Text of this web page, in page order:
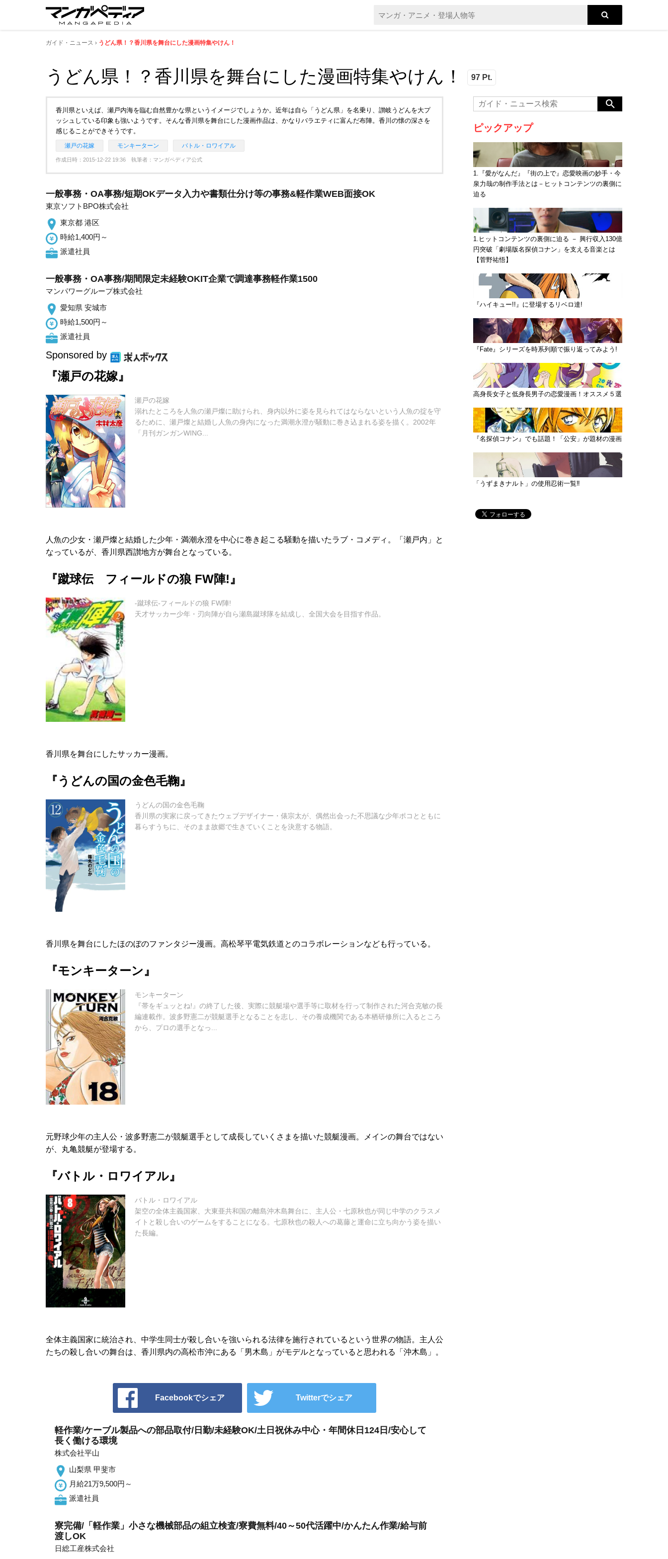
ガイド・ニュース うどん県！？香川県を舞台にした漫画特集やけん！
うどん県！？香川県を舞台にした漫画特集やけん！ 97 Pt.
香川県といえば、瀬戸内海を臨む自然豊かな県というイメージでしょうか。近年は自ら「うどん県」を名乗り、讃岐うどんを大プ
ッシュしている印象も強いようです。そんな香川県を舞台にした漫画作品は、かなりバラエティに富んだ布陣。香川の懐の深さを
感じることができそうです。
瀬戸の花嫁 モンキーターン バトル・ロワイアル
作成日時：2015-12-22 19:36 執筆者：マンガペディア公式
一般事務・OA事務/短期OKデータ入力や書類仕分け等の事務&軽作業WEB面接OK
東京ソフトBPO株式会社
東京都 港区
時給1,400円～
派遣社員
一般事務・OA事務/期間限定未経験OKIT企業で調達事務軽作業1500
マンパワーグループ株式会社
愛知県 安城市
時給1,500円～
派遣社員
Sponsored by
『瀬戸の花嫁』
瀬戸の花嫁
溺れたところを人魚の瀬戸燦に助けられ、身内以外に姿を見られてはならないという人魚の掟を守
るために、瀬戸燦と結婚し人魚の身内になった満潮永澄が騒動に巻き込まれる姿を描く。2002年
「月刊ガンガンWING...
人魚の少女・瀬戸燦と結婚した少年・満潮永澄を中心に巻き起こる騒動を描いたラブ・コメディ。「瀬戸内」と
なっているが、香川県西讃地方が舞台となっている。
『蹴球伝 フィールドの狼 FW陣!』
-蹴球伝-フィールドの狼 FW陣!
天才サッカー少年・刃向陣が自ら瀬島蹴球隊を結成し、全国大会を目指す作品。
香川県を舞台にしたサッカー漫画。
『うどんの国の金色毛鞠』
うどんの国の金色毛鞠
香川県の実家に戻ってきたウェブデザイナー・俵宗太が、偶然出会った不思議な少年ポコとともに
暮らすうちに、そのまま故郷で生きていくことを決意する物語。
香川県を舞台にしたほのぼのファンタジー漫画。高松琴平電気鉄道とのコラボレーションなども行っている。
『モンキーターン』
モンキーターン
『帯をギュッとね!』の終了した後、実際に競艇場や選手等に取材を行って制作された河合克敏の長
編連載作。波多野憲二が競艇選手となることを志し、その養成機関である本栖研修所に入るところ
から、プロの選手となっ...
元野球少年の主人公・波多野憲二が競艇選手として成長していくさまを描いた競艇漫画。メインの舞台ではない
が、丸亀競艇が登場する。
『バトル・ロワイアル』
バトル・ロワイアル
架空の全体主義国家、大東亜共和国の離島沖木島舞台に、主人公・七原秋也が同じ中学のクラスメ
イトと殺し合いのゲームをすることになる。七原秋也の殺人への葛藤と運命に立ち向かう姿を描い
た長編。
全体主義国家に統治され、中学生同士が殺し合いを強いられる法律を施行されているという世界の物語。主人公
たちの殺し合いの舞台は、香川県内の高松市沖にある「男木島」がモデルとなっていると思われる「沖木島」。
Facebookでシェア Twitterでシェア
軽作業/ケーブル製品への部品取付/日勤/未経験OK/土日祝休み中心・年間休日124日/安心して
長く働ける環境
株式会社平山
山梨県 甲斐市
月給21万9,500円～
派遣社員
寮完備/「軽作業」小さな機械部品の組立検査/寮費無料/40～50代活躍中/かんたん作業/給与前
渡しOK
日総工産株式会社
ピックアップ
1.『愛がなんだ』『街の上で』恋愛映画の妙手・今
泉力哉の制作手法とは－ヒットコンテンツの裏側に
迫る
1.ヒットコンテンツの裏側に迫る － 興行収入130億
円突破「劇場版名探偵コナン」を支える音楽とは
【菅野祐悟】
『ハイキュー!!』に登場するリベロ達!
『Fate』シリーズを時系列順で振り返ってみよう!
高身長女子と低身長男子の恋愛漫画！オススメ５選
『名探偵コナン』でも話題！「公安」が題材の漫画
「うずまきナルト」の使用忍術一覧‼